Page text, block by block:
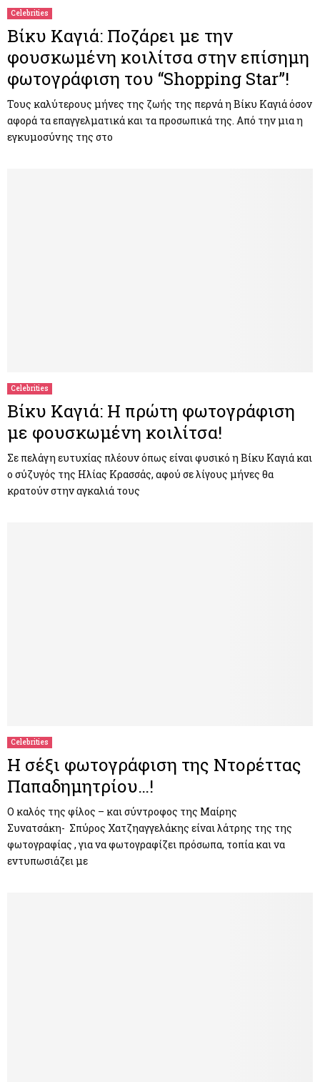
Celebrities
Βίκυ Καγιά: Ποζάρει με την
φουσκωμένη κοιλίτσα στην επίσημη
φωτογράφιση του “Shopping Star”!
Τους καλύτερους μήνες της ζωής της περνά η Βίκυ Καγιά όσον
αφορά τα επαγγελματικά και τα προσωπικά της. Από την μια η
εγκυμοσύνης της στο
Celebrities
Βίκυ Καγιά: Η πρώτη φωτογράφιση
με φουσκωμένη κοιλίτσα!
Σε πελάγη ευτυχίας πλέουν όπως είναι φυσικό η Βίκυ Καγιά και
ο σύζυγός της Ηλίας Κρασσάς, αφού σε λίγους μήνες θα
κρατούν στην αγκαλιά τους
Celebrities
Η σέξι φωτογράφιση της Ντορέττας
Παπαδημητρίου…!
Ο καλός της φίλος – και σύντροφος της Μαίρης
Συνατσάκη- Σπύρος Χατζηαγγελάκης είναι λάτρης της της
φωτογραφίας , για να φωτογραφίζει πρόσωπα, τοπία και να
εντυπωσιάζει με